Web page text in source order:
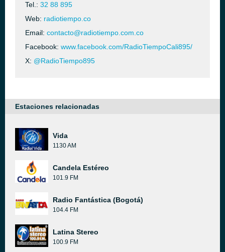
Tel.: 32 88 895
Web: radiotiempo.co
Email: contacto@radiotiempo.com.co
Facebook: www.facebook.com/RadioTiempoCali895/
X: @RadioTiempo895
Estaciones relacionadas
Vida
1130 AM
Candela Estéreo
101.9 FM
Radio Fantástica (Bogotá)
104.4 FM
Latina Stereo
100.9 FM